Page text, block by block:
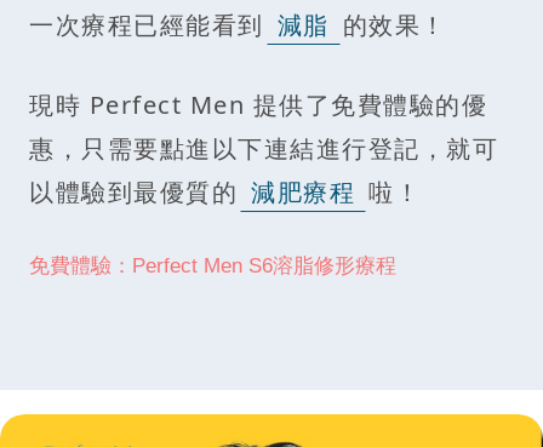
一次療程已經能看到 減脂 的效果！
現時 Perfect Men 提供了免費體驗的優
惠，只需要點進以下連結進行登記，就可
以體驗到最優質的 減肥療程 啦！
免費體驗：Perfect Men S6溶脂修形療程